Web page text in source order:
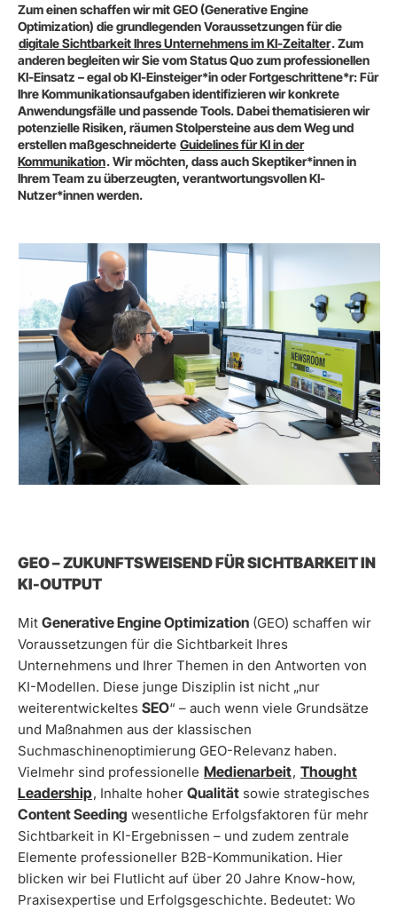
Zum einen schaffen wir mit GEO (Generative Engine
Optimization) die grundlegenden Voraussetzungen für die
digitale Sichtbarkeit Ihres Unternehmens im KI-Zeitalter. Zum
anderen begleiten wir Sie vom Status Quo zum professionellen
KI-Einsatz – egal ob KI-Einsteiger*in oder Fortgeschrittene*r: Für
Ihre Kommunikationsaufgaben identifizieren wir konkrete
Anwendungsfälle und passende Tools. Dabei thematisieren wir
potenzielle Risiken, räumen Stolpersteine aus dem Weg und
erstellen maßgeschneiderte Guidelines für KI in der
Kommunikation. Wir möchten, dass auch Skeptiker*innen in
Ihrem Team zu überzeugten, verantwortungsvollen KI-
Nutzer*innen werden.
GEO – ZUKUNFTSWEISEND FÜR SICHTBARKEIT IN
KI-OUTPUT
Mit Generative Engine Optimization (GEO) schaffen wir
Voraussetzungen für die Sichtbarkeit Ihres
Unternehmens und Ihrer Themen in den Antworten von
KI-Modellen. Diese junge Disziplin ist nicht „nur
weiterentwickeltes SEO“ – auch wenn viele Grundsätze
und Maßnahmen aus der klassischen
Suchmaschinenoptimierung GEO-Relevanz haben.
Vielmehr sind professionelle Medienarbeit, Thought
Leadership, Inhalte hoher Qualität sowie strategisches
Content Seeding wesentliche Erfolgsfaktoren für mehr
Sichtbarkeit in KI-Ergebnissen – und zudem zentrale
Elemente professioneller B2B-Kommunikation. Hier
blicken wir bei Flutlicht auf über 20 Jahre Know-how,
Praxisexpertise und Erfolgsgeschichte. Bedeutet: Wo